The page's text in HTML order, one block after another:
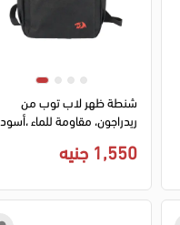
شنطة ظهر لاب توب من
ريدراجون، مقاومة للماء ،أسود
1,550 جنيه